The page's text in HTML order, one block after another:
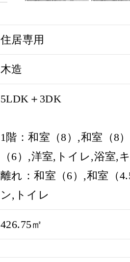
住居専用
木造
5LDK＋3DK
1階：和室（8）,和室（8
（6）,洋室,トイレ,浴室,
離れ：和室（6）,和室（
ン,トイレ
426.75㎡